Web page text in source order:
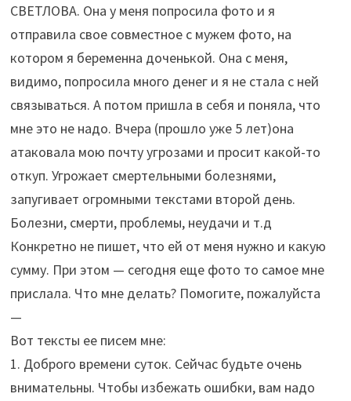
СВЕТЛОВА. Она у меня попросила фото и я
отправила свое совместное с мужем фото, на
котором я беременна доченькой. Она с меня,
видимо, попросила много денег и я не стала с ней
связываться. А потом пришла в себя и поняла, что
мне это не надо. Вчера (прошло уже 5 лет)она
атаковала мою почту угрозами и просит какой-то
откуп. Угрожает смертельными болезнями,
запугивает огромными текстами второй день.
Болезни, смерти, проблемы, неудачи и т.д
Конкретно не пишет, что ей от меня нужно и какую
сумму. При этом — сегодня еще фото то самое мне
прислала. Что мне делать? Помогите, пожалуйста
—
Вот тексты ее писем мне:
1. Доброго времени суток. Сейчас будьте очень
внимательны. Чтобы избежать ошибки, вам надо